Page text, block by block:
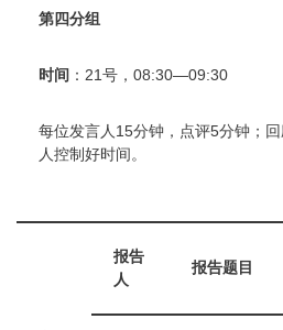
第四分组
时间 ：21号，08:30—09:30
每位发言人15分钟，点评5分钟；
人控制好时间。
报告
人
报告题目